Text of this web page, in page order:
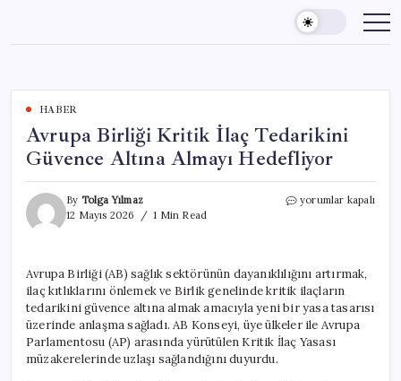
content
HABER
Avrupa Birliği Kritik İlaç Tedarikini
Güvence Altına Almayı Hedefliyor
By Tolga Yılmaz
12 Mayıs 2026
1 Min Read
Avrupa
Güvence
Altına
Almayı
Hedefliyor
için
yorumlar kapalı
Avrupa Birliği (AB) sağlık sektörünün dayanıklılığını artırmak,
ilaç kıtlıklarını önlemek ve Birlik genelinde kritik ilaçların
tedarikini güvence altına almak amacıyla yeni bir yasa tasarısı
üzerinde anlaşma sağladı. AB Konseyi, üye ülkeler ile Avrupa
Parlamentosu (AP) arasında yürütülen Kritik İlaç Yasası
müzakerelerinde uzlaşı sağlandığını duyurdu.